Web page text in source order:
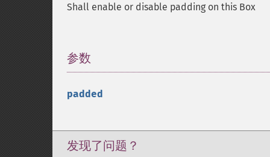
Shall enable or disable padding on this Box
参数
padded
发现了问题？